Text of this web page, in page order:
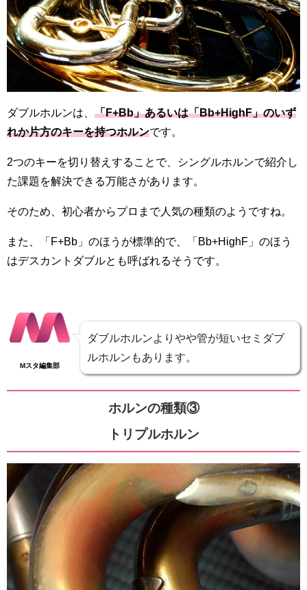
ダブルホルンは、 「F+Bb」あるいは「Bb+HighF」のいず
れか片方のキーを持つホルンです。
2つのキーを切り替えすることで、シングルホルンで紹介し
た課題を解決できる万能さがあります。
そのため、初心者からプロまで人気の種類のようですね。
また、「F+Bb」のほうが標準的で、「Bb+HighF」のほう
はデスカントダブルとも呼ばれるそうです。
Mスタ編集部
ダブルホルンよりやや管が短いセミダブ
ルホルンもあります。
ホルンの種類③
トリプルホルン